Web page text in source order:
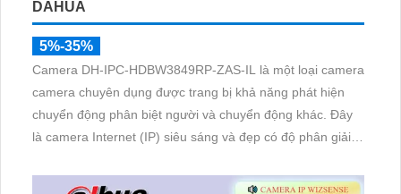
DAHUA
5%-35%
Camera DH-IPC-HDBW3849RP-ZAS-IL là một loại camera
camera chuyên dụng được trang bị khả năng phát hiện
chuyển động phân biệt người và chuyển động khác. Đây
là camera Internet (IP) siêu sáng và đẹp có độ phân giải
CMOS và công nghệ IP giúp mang đến hình ảnh chất